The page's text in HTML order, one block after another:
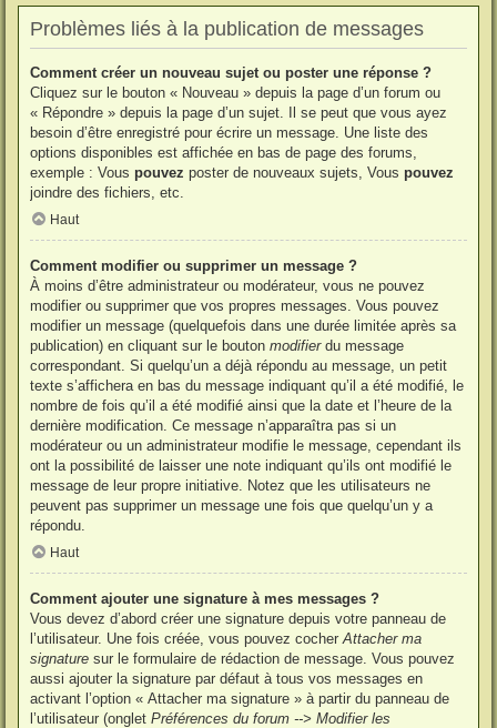
Problèmes liés à la publication de messages
Comment créer un nouveau sujet ou poster une réponse ?
Cliquez sur le bouton « Nouveau » depuis la page d’un forum ou
« Répondre » depuis la page d’un sujet. Il se peut que vous ayez
besoin d’être enregistré pour écrire un message. Une liste des
options disponibles est affichée en bas de page des forums,
exemple : Vous pouvez poster de nouveaux sujets, Vous pouvez
joindre des fichiers, etc.
Haut
Comment modifier ou supprimer un message ?
À moins d’être administrateur ou modérateur, vous ne pouvez
modifier ou supprimer que vos propres messages. Vous pouvez
modifier un message (quelquefois dans une durée limitée après sa
publication) en cliquant sur le bouton modifierdu message
correspondant. Si quelqu’un a déjà répondu au message, un petit
texte s’affichera en bas du message indiquant qu’il a été modifié, le
nombre de fois qu’il a été modifié ainsi que la date et l’heure de la
dernière modification. Ce message n’apparaîtra pas si un
modérateur ou un administrateur modifie le message, cependant ils
ont la possibilité de laisser une note indiquant qu’ils ont modifié le
message de leur propre initiative. Notez que les utilisateurs ne
peuvent pas supprimer un message une fois que quelqu’un y a
répondu.
Haut
Comment ajouter une signature à mes messages ?
Vous devez d’abord créer une signature depuis votre panneau de
l’utilisateur. Une fois créée, vous pouvez cocher Attacher ma
signature sur le formulaire de rédaction de message. Vous pouvez
aussi ajouter la signature par défaut à tous vos messages en
activant l’option « Attacher ma signature » à partir du panneau de
l’utilisateur (onglet Préférences du forum --> Modifier les